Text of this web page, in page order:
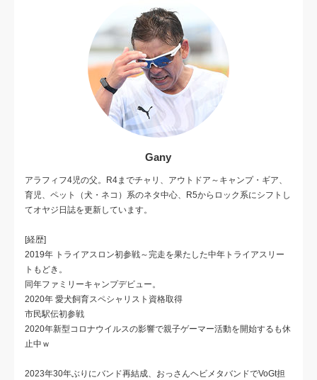
Gany
アラフィフ4児の父。R4までチャリ、アウトドア～キャンプ・ギア、
育児、ペット（犬・ネコ）系のネタ中心、R5からロック系にシフトし
てオヤジ日誌を更新しています。
[経歴]
2019年 トライアスロン初参戦～完走を果たした中年トライアスリー
トもどき。
同年ファミリーキャンプデビュー。
2020年 愛犬飼育スペシャリスト資格取得
市民駅伝初参戦
2020年新型コロナウイルスの影響で親子ゲーマー活動を開始するも休
止中ｗ
2023年30年ぶりにバンド再結成、おっさんヘビメタバンドでVoGt担